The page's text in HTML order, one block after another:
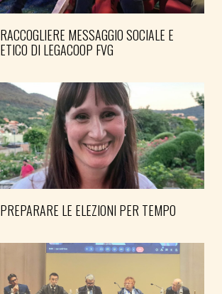
RACCOGLIERE MESSAGGIO SOCIALE E
ETICO DI LEGACOOP FVG
PREPARARE LE ELEZIONI PER TEMPO